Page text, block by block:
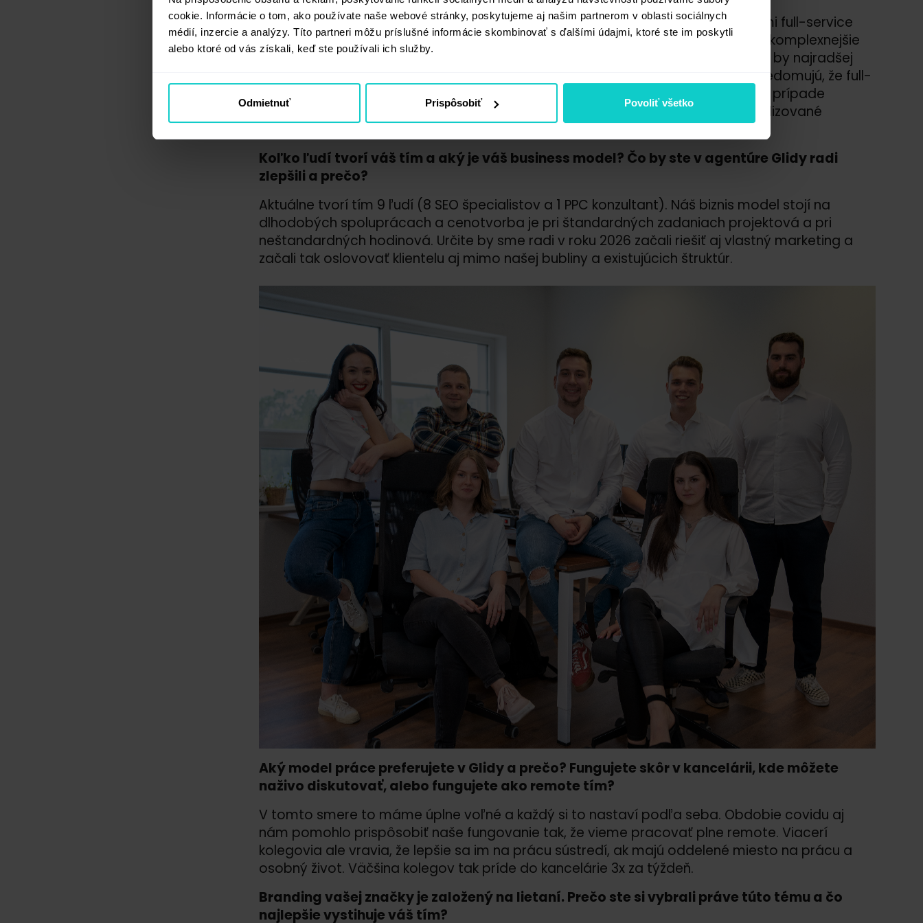
cookie. Informácie o tom, ako používate naše webové stránky, poskytujeme aj našim partnerom v oblasti sociálnych
médií, inzercie a analýzy. Títo partneri môžu príslušné informácie skombinovať s ďalšími údajmi, ktoré ste im poskytli
alebo ktoré od vás získali, keď ste používali ich služby.
Odmietnuť Prispôsobiť Povoliť všetko
Veľa klientov v našom portfóliu sa tam ocitlo práve tak, že boli predtým klientmi full-service
agentúr, ktoré majú často SEO iba ako vedľajšiu službu a nedokážu tak zvládať komplexnejšie
projekty alebo komplikované technické riešenia. Rozumiem potrebe klientov, že by najradšej
mali všetko „pod jednou strechou“, ale mám pocit, že aj samotní klienti si už uvedomujú, že full-
service agentúry dokážu poskytnúť komplexné služby v priemernej kvalite, ale v prípade
neštandardných situácií sa obracajú na konkrétnych špecialistov alebo špecializované
Koľko ľudí tvorí váš tím a aký je váš business model? Čo by ste v agentúre Glidy radi
zlepšili a prečo?
Aktuálne tvorí tím 9 ľudí (8 SEO špecialistov a 1 PPC konzultant). Náš biznis model stojí na
dlhodobých spoluprácach a cenotvorba je pri štandardných zadaniach projektová a pri
neštandardných hodinová. Určite by sme radi v roku 2026 začali riešiť aj vlastný marketing a
začali tak oslovovať klientelu aj mimo našej bubliny a existujúcich štruktúr.
Aký model práce preferujete v Glidy a prečo? Fungujete skôr v kancelárii, kde môžete
naživo diskutovať, alebo fungujete ako remote tím?
V tomto smere to máme úplne voľné a každý si to nastaví podľa seba. Obdobie covidu aj
nám pomohlo prispôsobiť naše fungovanie tak, že vieme pracovať plne remote. Viacerí
kolegovia ale vravia, že lepšie sa im na prácu sústredí, ak majú oddelené miesto na prácu a
osobný život. Väčšina kolegov tak príde do kancelárie 3x za týždeň.
Branding vašej značky je založený na lietaní. Prečo ste si vybrali práve túto tému a čo
najlepšie vystihuje váš tím?